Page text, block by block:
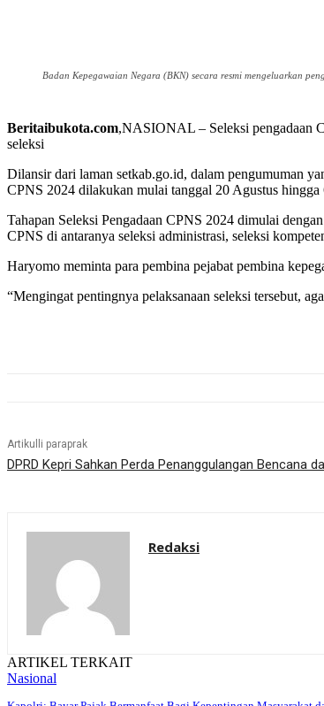
Badan Kepegawaian Negara (BKN) secara resmi mengeluarkan
Beritaibukota.com,NASIONAL – Seleksi pengadaan
seleksi
Dilansir dari laman setkab.go.id, dalam pengumuman
CPNS 2024 dilakukan mulai tanggal 20 Agustus hingga
Tahapan Seleksi Pengadaan CPNS 2024 dimulai
CPNS di antaranya seleksi administrasi, seleksi
Haryomo meminta para pembina pejabat pembina
“Mengingat pentingnya pelaksanaan seleksi tersebut,
Artikulli paraprak
DPRD Kepri Sahkan Perda Penanggulangan Bencana
Redaksi
ARTIKEL TERKAIT
Nasional